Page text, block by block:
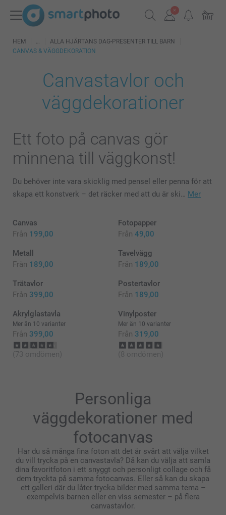
HEM
ALLA HJÄRTANS DAG-PRESENTER TILL BARN
CANVAS & VÄGGDEKORATION
Canvastavlor och
väggdekorationer
Ett foto på canvas gör
minnena till väggkonst!
Du behöver inte vara skicklig med pensel eller penna för att
skapa ett konstverk – det räcker med att du är ski… Mer
Canvas
Från 199,00
Fotopapper
Från 49,00
Metall
Från 189,00
Tavelvägg
Från 189,00
Trätavlor
Från 399,00
Postertavlor
Från 189,00
Akrylglastavla
Mer än 10 varianter
Från 399,00
(73 omdömen)
Vinylposter
Mer än 10 varianter
Från 319,00
(8 omdömen)
Personliga
väggdekorationer med
fotocanvas
Har du så många fina foton att det är svårt att välja vilket
du vill trycka på en canvastavla? Då kan du välja att samla
dina favoritfoton i ett snyggt och personligt collage och få
dem tryckta på samma fotocanvas. Eller så kan du skapa
ett galleri där du låter trycka bilder med samma tema –
exempelvis barnen eller en viss semester – på flera
canvastavlor.